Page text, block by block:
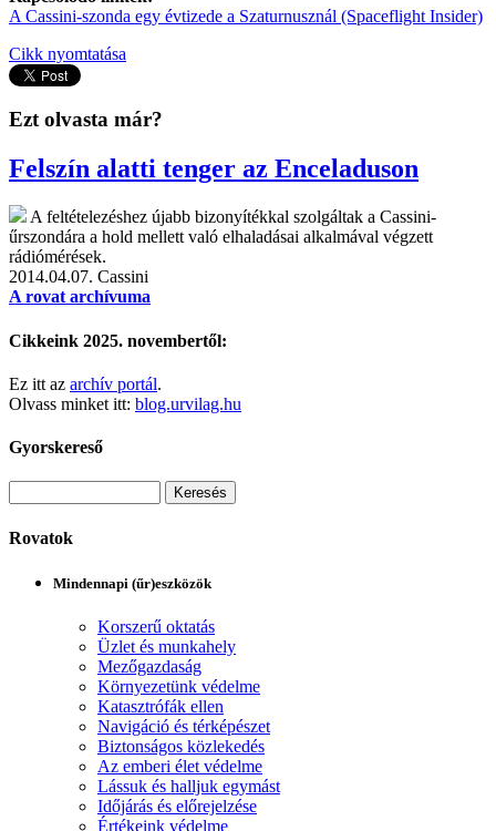
A Cassini-szonda egy évtizede a Szaturnusznál (Spaceflight Insider)
Cikk nyomtatása
Ezt olvasta már?
Felszín alatti tenger az Enceladuson
A feltételezéshez újabb bizonyítékkal szolgáltak a Cassini-
űrszondára a hold mellett való elhaladásai alkalmával végzett
rádiómérések.
2014.04.07. Cassini
A rovat archívuma
Cikkeink 2025. novembertől:
Ez itt az archív portál.
Olvass minket itt: blog.urvilag.hu
Gyorskereső
Rovatok
Mindennapi (űr)eszközök
Korszerű oktatás
Üzlet és munkahely
Mezőgazdaság
Környezetünk védelme
Katasztrófák ellen
Navigáció és térképészet
Biztonságos közlekedés
Az emberi élet védelme
Lássuk és halljuk egymást
Időjárás és előrejelzése
Értékeink védelme